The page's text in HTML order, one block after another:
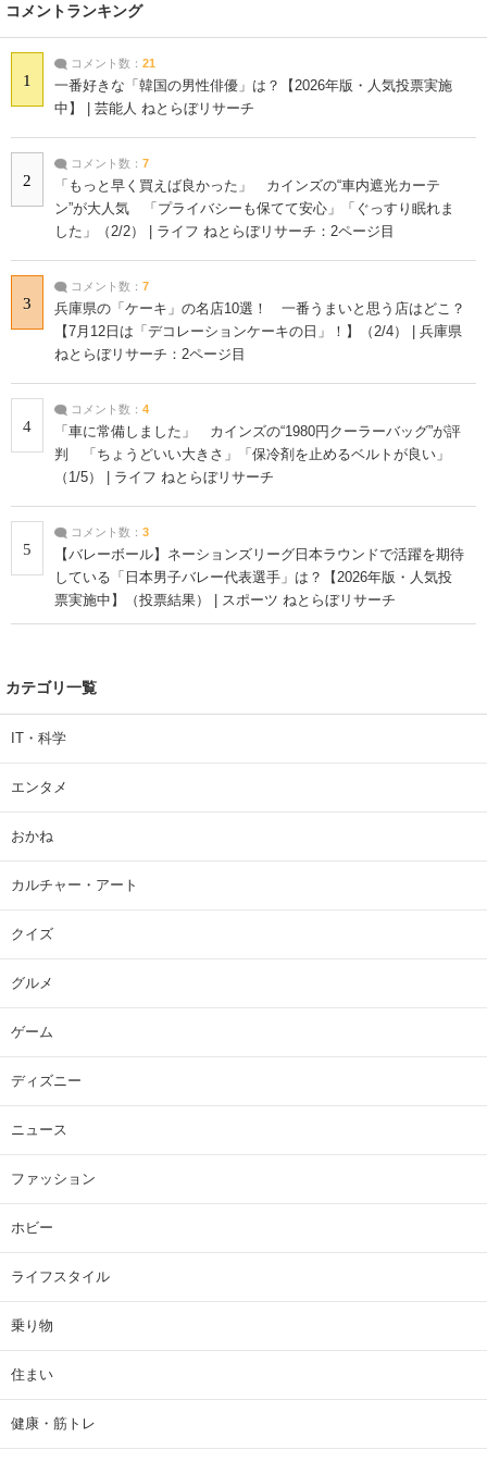
コメントランキング
1
コメント数： 21
一番好きな「韓国の男性俳優」は？【2026年版・人気投票実施
中】 | 芸能人 ねとらぼリサーチ
2
コメント数： 7
「もっと早く買えば良かった」 カインズの“車内遮光カーテ
ン”が大人気 「プライバシーも保てて安心」「ぐっすり眠れま
した」（2/2） | ライフ ねとらぼリサーチ：2ページ目
3
コメント数： 7
兵庫県の「ケーキ」の名店10選！ 一番うまいと思う店はどこ？
【7月12日は「デコレーションケーキの日」！】（2/4） | 兵庫県
ねとらぼリサーチ：2ページ目
4
コメント数： 4
「車に常備しました」 カインズの“1980円クーラーバッグ”が評
判 「ちょうどいい大きさ」「保冷剤を止めるベルトが良い」
（1/5） | ライフ ねとらぼリサーチ
5
コメント数： 3
【バレーボール】ネーションズリーグ日本ラウンドで活躍を期待
している「日本男子バレー代表選手」は？【2026年版・人気投
票実施中】（投票結果） | スポーツ ねとらぼリサーチ
カテゴリ一覧
IT・科学
エンタメ
おかね
カルチャー・アート
クイズ
グルメ
ゲーム
ディズニー
ニュース
ファッション
ホビー
ライフスタイル
乗り物
住まい
健康・筋トレ